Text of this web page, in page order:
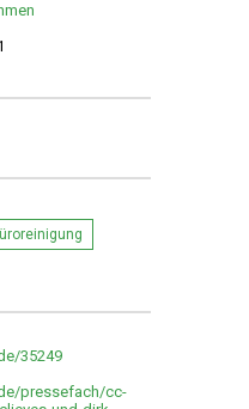
35249
pressefach/cc-